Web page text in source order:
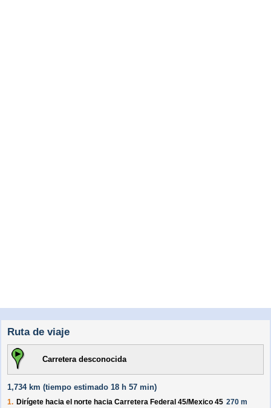
Ruta de viaje
Carretera desconocida
1,734 km (tiempo estimado 18 h 57 min)
1. Dirígete hacia el norte hacia Carretera Federal 45/Mexico 45 270 m